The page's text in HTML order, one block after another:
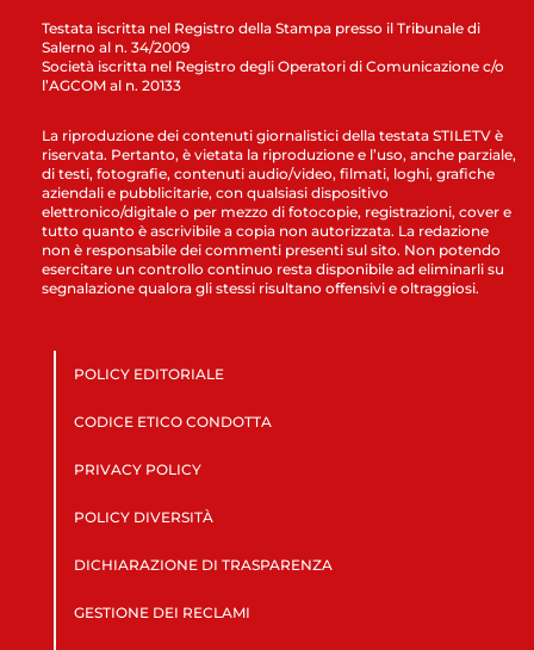
Testata iscritta nel Registro della Stampa presso il Tribunale di
Salerno al n. 34/2009
Società iscritta nel Registro degli Operatori di Comunicazione c/o
l’AGCOM al n. 20133
La riproduzione dei contenuti giornalistici della testata STILETV è
riservata. Pertanto, è vietata la riproduzione e l’uso, anche parziale,
di testi, fotografie, contenuti audio/video, filmati, loghi, grafiche
aziendali e pubblicitarie, con qualsiasi dispositivo
elettronico/digitale o per mezzo di fotocopie, registrazioni, cover e
tutto quanto è ascrivibile a copia non autorizzata. La redazione
non è responsabile dei commenti presenti sul sito. Non potendo
esercitare un controllo continuo resta disponibile ad eliminarli su
segnalazione qualora gli stessi risultano offensivi e oltraggiosi.
POLICY EDITORIALE
CODICE ETICO CONDOTTA
PRIVACY POLICY
POLICY DIVERSITÀ
DICHIARAZIONE DI TRASPARENZA
GESTIONE DEI RECLAMI